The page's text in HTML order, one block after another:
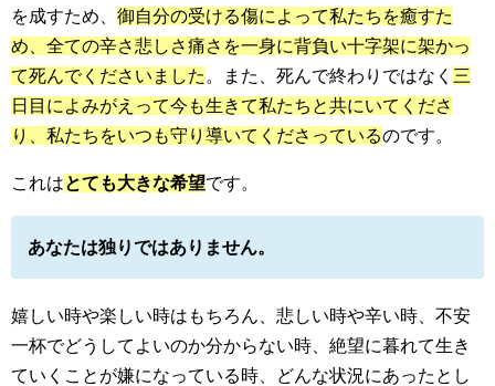
を成すため、 御自分の受ける傷によって私たちを癒すた
め、全ての辛さ悲しさ痛さを一身に背負い十字架に架かっ
て死んでくださいました 。また、死んで終わりではなく 三
日目によみがえって今も生きて私たちと共にいてくださ
り、私たちをいつも守り導いてくださっているのです。
これはとても大きな希望です。
あなたは独りではありません。
嬉しい時や楽しい時はもちろん、悲しい時や辛い時、不安
一杯でどうしてよいのか分からない時、絶望に暮れて生き
ていくことが嫌になっている時、どんな状況にあったとし